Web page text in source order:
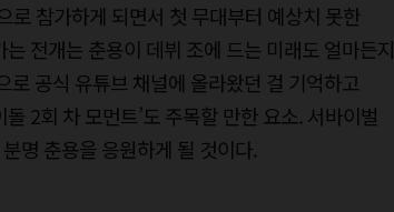
로 참가하게 되면서 첫 무대부터 예상치 못한
전개는 춘용이 데뷔 조에 드는 미래도 얼마든지
공식 유튜브 채널에 올라왔던 걸 기억하고
2회 차 모먼트’도 주목할 만한 요소. 서바이벌
명 춘용을 응원하게 될 것이다.